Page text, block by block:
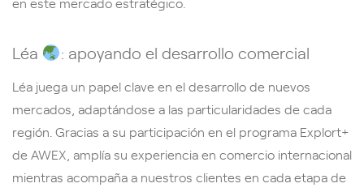
Léa : apoyando el desarrollo comercial
Léa juega un papel clave en el desarrollo de nuevos
mercados, adaptándose a las particularidades de cada
región. Gracias a su participación en el programa Explort+
de AWEX, amplía su experiencia en comercio internacional
mientras acompaña a nuestros clientes en cada etapa de